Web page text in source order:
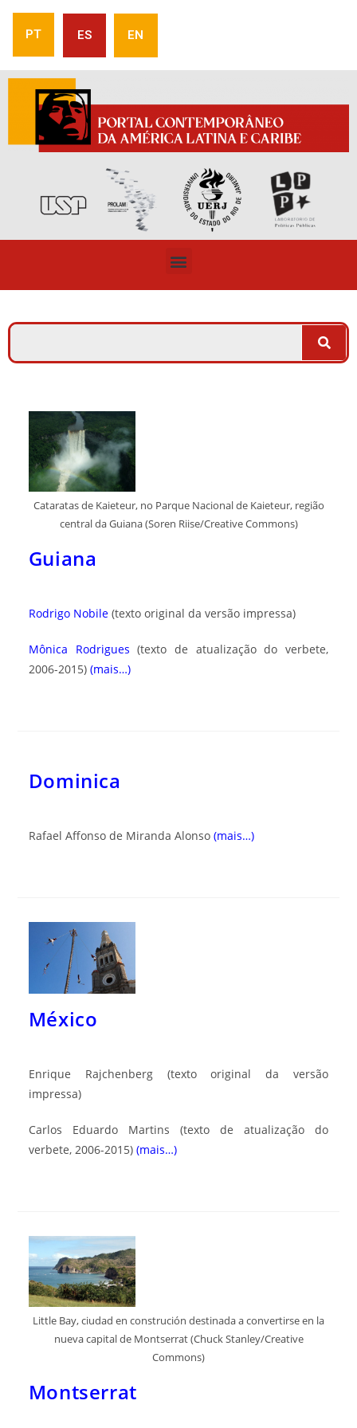
PT ES EN
Cataratas de Kaieteur, no Parque Nacional de Kaieteur, região
central da Guiana (Soren Riise/Creative Commons)
Guiana
Rodrigo Nobile (texto original da versão impressa)
Mônica Rodrigues (texto de atualização do verbete,
2006-2015) (mais…)
Dominica
Rafael Affonso de Miranda Alonso (mais…)
México
Enrique Rajchenberg (texto original da versão
impressa)
Carlos Eduardo Martins (texto de atualização do
verbete, 2006-2015) (mais…)
Little Bay, ciudad en construción destinada a convertirse en la
nueva capital de Montserrat (Chuck Stanley/Creative
Commons)
Montserrat